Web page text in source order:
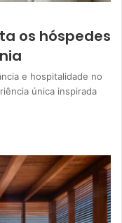
os hóspedes
e hospitalidade no
única inspirada